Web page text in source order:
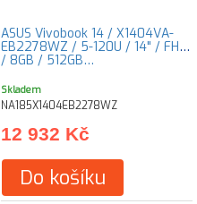
ASUS Vivobook 14 / X1404VA-
EB2278WZ / 5-120U / 14" / FHD
/ 8GB / 512GB…
Skladem
NA185X1404EB2278WZ
12 932 Kč
Do košíku